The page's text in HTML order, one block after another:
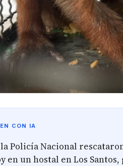
CON IA
la Policía Nacional
en un hostal en Los